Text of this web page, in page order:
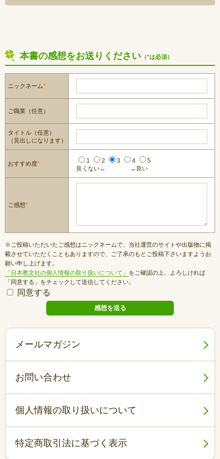
本書の感想をお送りください （*は必須）
ニックネーム*
ご職業（任意）
タイトル（任意）
（見出しになります）
おすすめ度* 1 2 3 4
5
良くない←
→良い
ご感想*
※ご投稿いただいたご感想はニックネームで、当社運営のサイトや出版物に掲
載させていただくこともありますので、ご了承のもとご投稿下さいますようお
願い申し上げます。
「日本教文社の個人情報の取り扱いについて」 をご確認の上、よろしければ
「同意する」をチェックして送信してください。
同意する
メールマガジン
お問い合わせ
個人情報の取り扱いについて
特定商取引法に基づく表示